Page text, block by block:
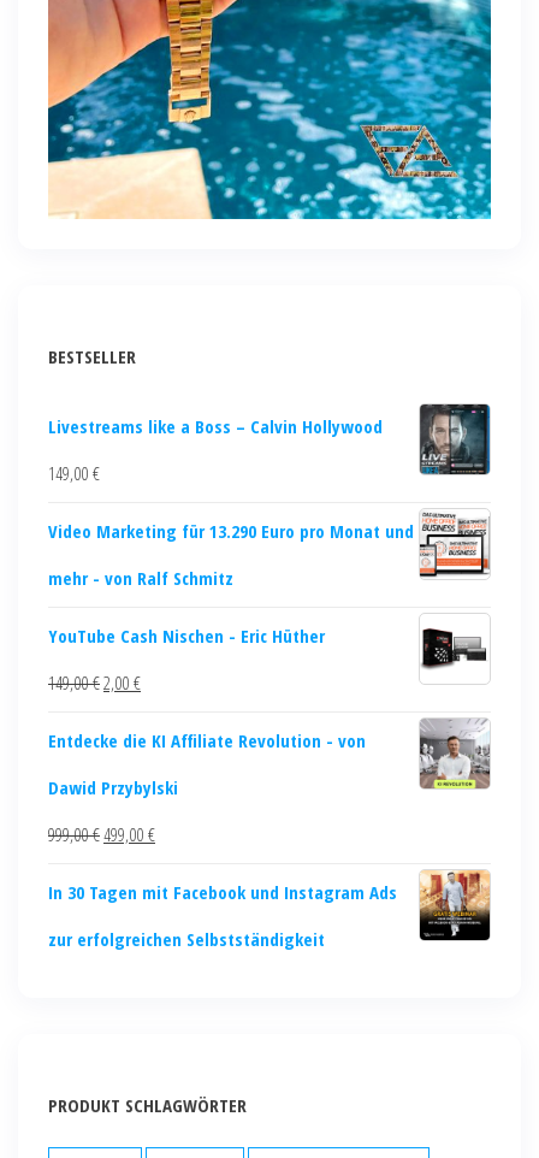
BESTSELLER
Livestreams like a Boss – Calvin Hollywood
149,00 €
Video Marketing für 13.290 Euro pro Monat und
mehr - von Ralf Schmitz
YouTube Cash Nischen - Eric Hüther
149,00€2,00 €
Entdecke die KI Affiliate Revolution - von
Dawid Przybylski
999,00€499,00 €
In 30 Tagen mit Facebook und Instagram Ads
zur erfolgreichen Selbstständigkeit
PRODUKT SCHLAGWÖRTER